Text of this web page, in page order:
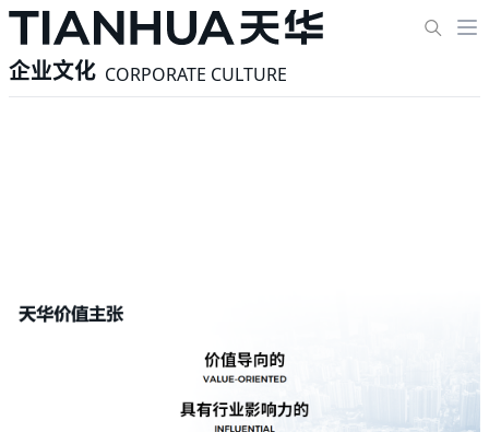
企业文化 CORPORATE CULTURE